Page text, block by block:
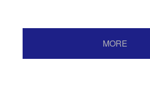
MORE